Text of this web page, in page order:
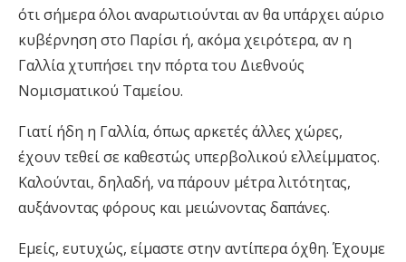
ότι σήμερα όλοι αναρωτιούνται αν θα υπάρχει αύριο
κυβέρνηση στο Παρίσι ή, ακόμα χειρότερα, αν η
Γαλλία χτυπήσει την πόρτα του Διεθνούς
Νομισματικού Ταμείου.
Γιατί ήδη η Γαλλία, όπως αρκετές άλλες χώρες,
έχουν τεθεί σε καθεστώς υπερβολικού ελλείμματος.
Καλούνται, δηλαδή, να πάρουν μέτρα λιτότητας,
αυξάνοντας φόρους και μειώνοντας δαπάνες.
Εμείς, ευτυχώς, είμαστε στην αντίπερα όχθη. Έχουμε